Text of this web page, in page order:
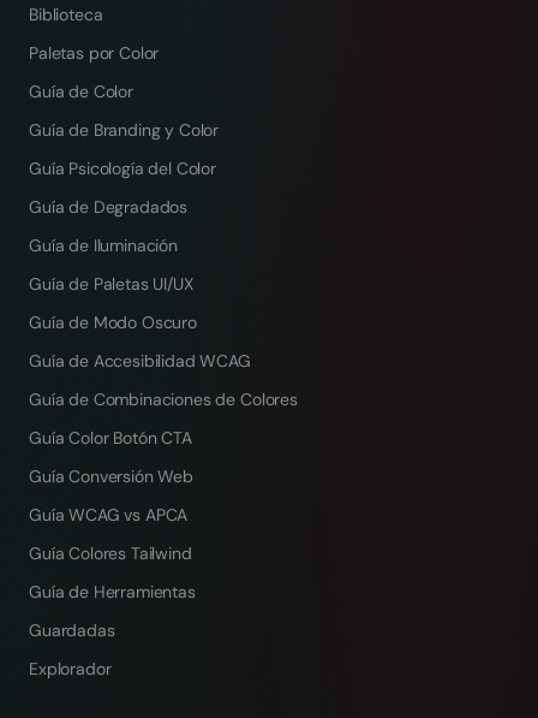
Biblioteca
Paletas por Color
Guía de Color
Guía de Branding y Color
Guía Psicología del Color
Guía de Degradados
Guía de Iluminación
Guía de Paletas UI/UX
Guía de Modo Oscuro
Guía de Accesibilidad WCAG
Guía de Combinaciones de Colores
Guía Color Botón CTA
Guía Conversión Web
Guía WCAG vs APCA
Guía Colores Tailwind
Guía de Herramientas
Guardadas
Explorador